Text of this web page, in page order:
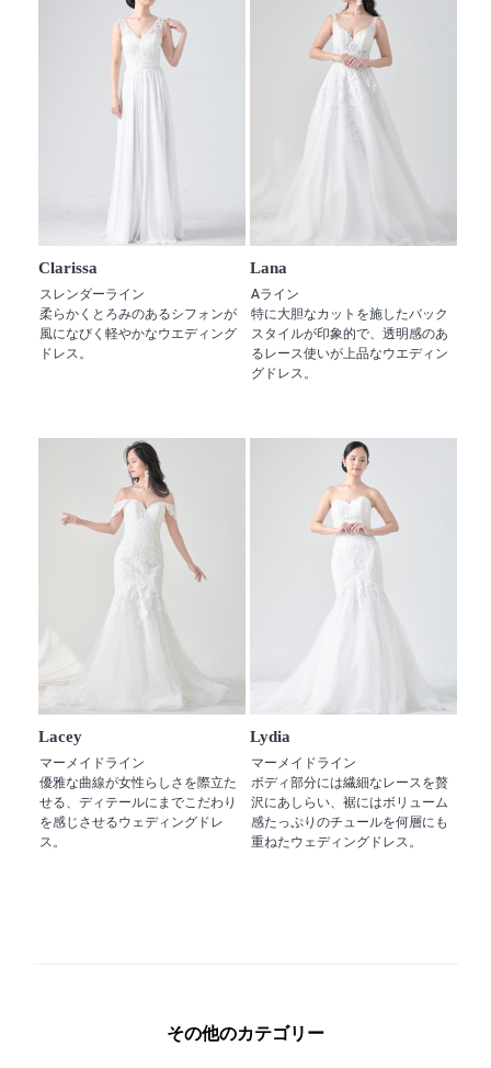
Clarissa
スレンダーライン
柔らかくとろみのあるシフォンが
風になびく軽やかなウエディング
ドレス。
Lana
Aライン
特に大胆なカットを施したバック
スタイルが印象的で、透明感のあ
るレース使いが上品なウエディン
グドレス。
Lacey
マーメイドライン
優雅な曲線が女性らしさを際立た
せる、ディテールにまでこだわり
を感じさせるウェディングドレ
ス。
Lydia
マーメイドライン
ボディ部分には繊細なレースを贅
沢にあしらい、裾にはボリューム
感たっぷりのチュールを何層にも
重ねたウェディングドレス。
その他のカテゴリー